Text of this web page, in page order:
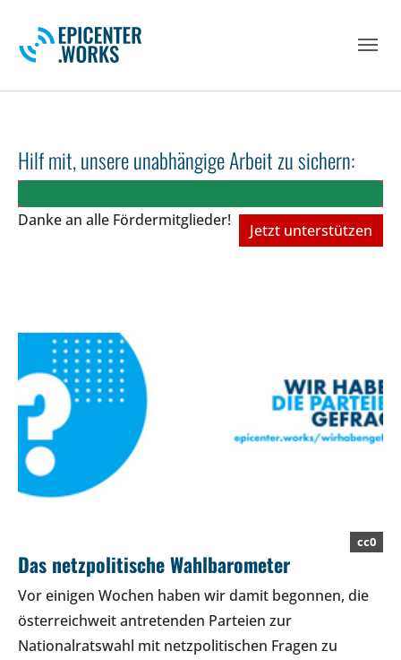
Hilf mit, unsere unabhängige Arbeit zu sichern:
Danke an alle Fördermitglieder!
Jetzt unterstützen
cc0
Das netzpolitische Wahlbarometer
Vor einigen Wochen haben wir damit begonnen, die
österreichweit antretenden Parteien zur
Nationalratswahl mit netzpolitischen Fragen zu